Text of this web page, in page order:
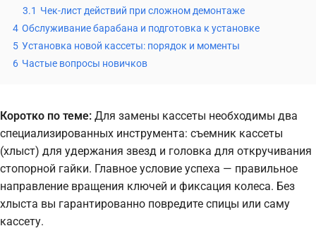
3.1 Чек-лист действий при сложном демонтаже
4 Обслуживание барабана и подготовка к установке
5 Установка новой кассеты: порядок и моменты
6 Частые вопросы новичков
Коротко по теме: Для замены кассеты необходимы два
специализированных инструмента: съемник кассеты
(хлыст) для удержания звезд и головка для откручивания
стопорной гайки. Главное условие успеха — правильное
направление вращения ключей и фиксация колеса. Без
хлыста вы гарантированно повредите спицы или саму
кассету.